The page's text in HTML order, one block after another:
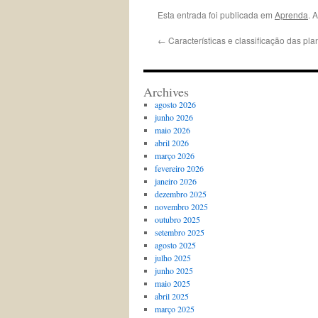
Esta entrada foi publicada em Aprenda.
← Características e classificação das
Archives
agosto 2026
junho 2026
maio 2026
abril 2026
março 2026
fevereiro 2026
janeiro 2026
dezembro 2025
novembro 2025
outubro 2025
setembro 2025
agosto 2025
julho 2025
junho 2025
maio 2025
abril 2025
março 2025